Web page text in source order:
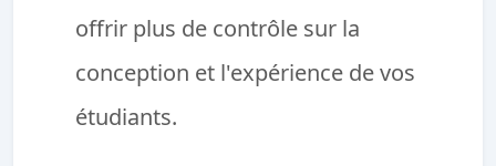
offrir plus de contrôle sur la
conception et l'expérience de vos
étudiants.